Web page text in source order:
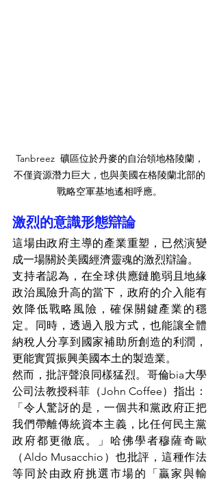
Tanbreez  礦區位於丹麥的自治領地格陵蘭，
不僅資源潛力巨大，也與美國在格陵蘭北部的
戰略空軍基地遙相呼應。
激烈的意識形態辯論
這場由政府主導的產業重塑，已然演變
成一場關於美國經濟靈魂的激烈辯論。
支持者認為，在全球供應鏈脆弱且地緣
政治風險升高的當下，政府的介入能有
效降低戰略風險，確保關鍵產業的穩
定。同時，透過入股方式，也能讓全體
納稅人分享到國家補助所創造的利潤，
更能實質振興美國本土的製造業。
然而，批評聲浪同樣猛烈。哥倫bia大學
公司法教授科菲（John Coffee）指出：
「令人驚訝的是，一個共和黨政府正把
我們帶離傳統資本主義，比任何民主黨
政府都更徹底。」哈佛學者穆薩奇歐
（Aldo Musacchio）也批評，這種作法
等同於由政府挑選市場的「贏家與輸